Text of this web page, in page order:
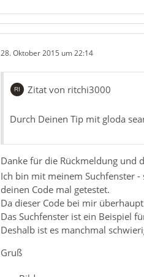
28. Oktober 2015 um 22:14
Zitat von ritchi3000
Durch Deinen Tip mit gloda
Danke für die Rückmeldung und
Ich bin mit meinem Suchfenster
deinen Code mal getestet.
Da dieser Code bei mir
Das Suchfenster ist ein Beispiel
Deshalb ist es manchmal
Gruß